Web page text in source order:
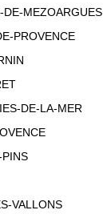
DE-MEZOARGUES
PROVENCE
DE-LA-MER
VALLONS